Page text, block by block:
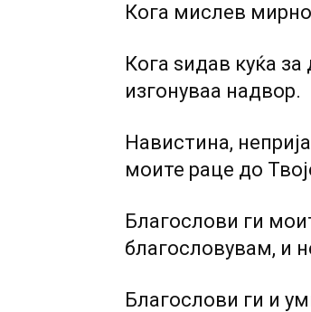
Кога мислев
Кога ѕидав куќа
изгонуваа надвор.
Навистина,
моите раце до
Благослови ги
благословувам, и
Благослови ги и